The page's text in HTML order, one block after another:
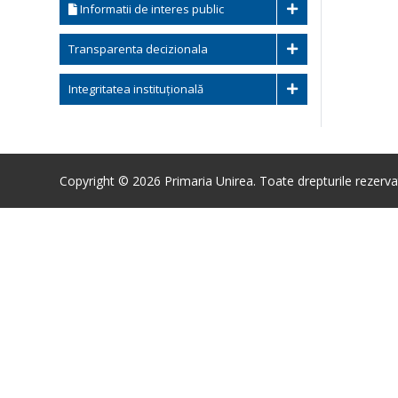
Informatii de interes public
Transparenta decizionala
Integritatea instituțională
Copyright © 2026 Primaria Unirea. Toate drepturile